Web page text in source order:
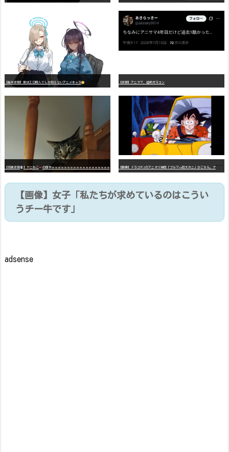
【高市悲報】実はエロ同人でしか知らないアニメキャラ 【悲報】アニサマ、超絶ガラコン
【石破悲報 】ヤニねこ の原作ｗｗｗｗｗｗｗｗｗｗｗｗｗｗｗｗｗｗｗ 【
画像】ドラゴボZのアニオリ神回「ブルマvs巨大カニ」がこちら。ナメック星の海にドラゴボを落としたブルマと巨大カニのバトル
【画像】女子「私たちが求めているのはこうい
うチー牛です」
adsense